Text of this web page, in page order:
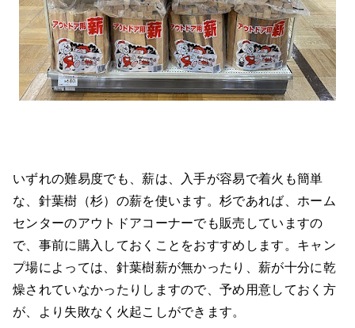
いずれの難易度でも、薪は、入手が容易で着火も簡単
な、針葉樹（杉）の薪を使います。杉であれば、ホーム
センターのアウトドアコーナーでも販売していますの
で、事前に購入しておくことをおすすめします。キャン
プ場によっては、針葉樹薪が無かったり、薪が十分に乾
燥されていなかったりしますので、予め用意しておく方
が、より失敗なく火起こしができます。